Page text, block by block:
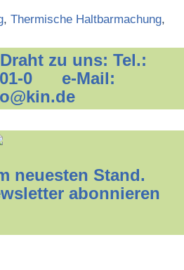
, Thermische Haltbarmachung,
zu uns: Tel.:
0 e-Mail:
neuesten Stand.
abonnieren